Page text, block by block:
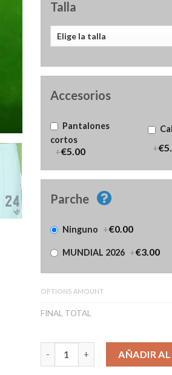
Talla
Accesorios
Pantalones
cortos
+€5.00 +
Parche
Ninguno +€0.00
MUNDIAL 2026 +€3.00
OPTIONS AMOUNT
FINAL TOTAL
Camiseta Alemania Segunda
AÑADIR